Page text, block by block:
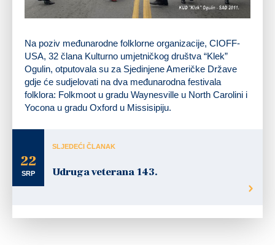
Na poziv međunarodne folklorne organizacije, CIOFF-
USA, 32 člana Kulturno umjetničkog društva “Klek”
Ogulin, otputovala su za Sjedinjene Američke Države
gdje će sudjelovati na dva međunarodna festivala
folklora: Folkmoot u gradu Waynesville u North Carolini i
Yocona u gradu Oxford u Missisipiju.
22
SRP
SLJEDEĆI ČLANAK
Udruga veterana 143.